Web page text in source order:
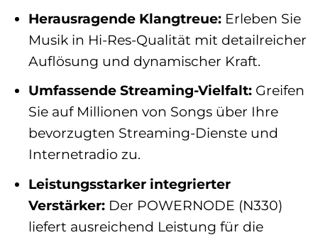
Herausragende Klangtreue:Erleben Sie
Musik in Hi-Res-Qualität mit detailreicher
Auflösung und dynamischer Kraft.
Umfassende Streaming-Vielfalt:Greifen
Sie auf Millionen von Songs über Ihre
bevorzugten Streaming-Dienste und
Internetradio zu.
Leistungsstarker integrierter
Verstärker:Der POWERNODE (N330)
liefert ausreichend Leistung für die